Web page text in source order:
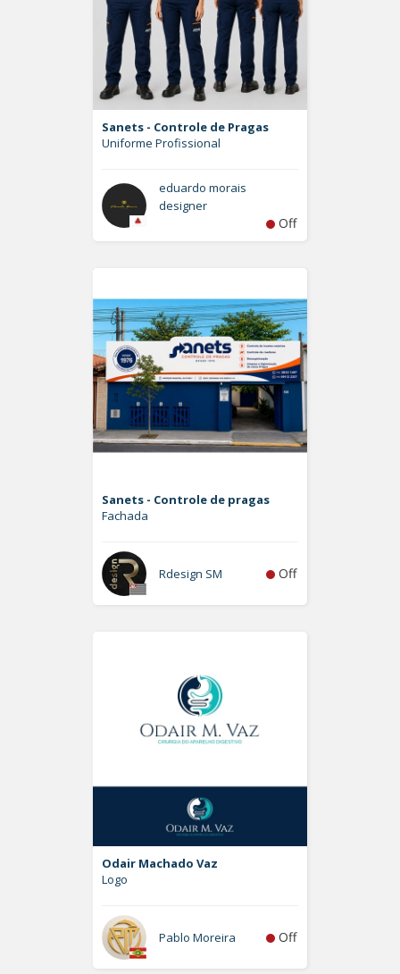
Sanets - Controle de Pragas
Uniforme Profissional
eduardo morais
designer
Off
Sanets - Controle de pragas
Fachada
Rdesign SM Off
Odair Machado Vaz
Logo
Pablo Moreira Off